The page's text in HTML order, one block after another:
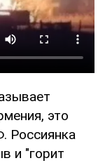
это
Россиянка
и "горит